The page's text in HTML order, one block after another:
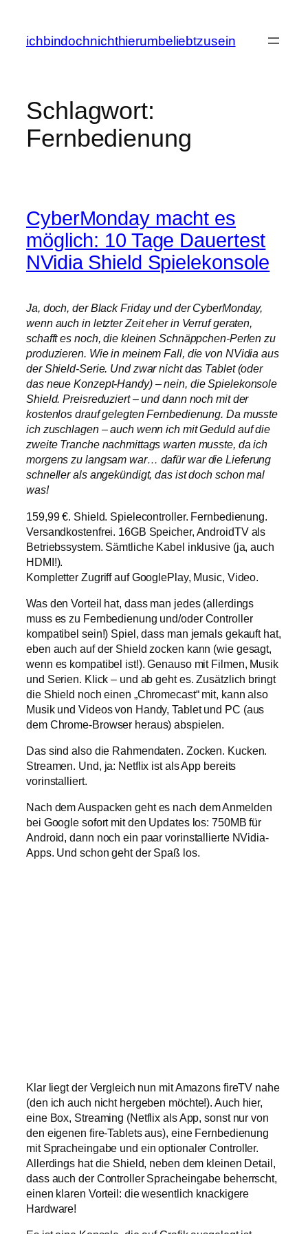
springen
ichbindochnichthierumbeliebtzusein
Schlagwort:
Fernbedienung
CyberMonday macht es
möglich: 10 Tage Dauertest
NVidia Shield Spielekonsole
Ja, doch, der Black Friday und der CyberMonday,
wenn auch in letzter Zeit eher in Verruf geraten,
schafft es noch, die kleinen Schnäppchen-Perlen zu
produzieren. Wie in meinem Fall, die von NVidia aus
der Shield-Serie. Und zwar nicht das Tablet (oder
das neue Konzept-Handy) – nein, die Spielekonsole
Shield. Preisreduziert – und dann noch mit der
kostenlos drauf gelegten Fernbedienung. Da musste
ich zuschlagen – auch wenn ich mit Geduld auf die
zweite Tranche nachmittags warten musste, da ich
morgens zu langsam war… dafür war die Lieferung
schneller als angekündigt, das ist doch schon mal
was!
159,99 €. Shield. Spielecontroller. Fernbedienung.
Versandkostenfrei. 16GB Speicher, AndroidTV als
Betriebssystem. Sämtliche Kabel inklusive (ja, auch
HDMI!).
Kompletter Zugriff auf GooglePlay, Music, Video.
Was den Vorteil hat, dass man jedes (allerdings
muss es zu Fernbedienung und/oder Controller
kompatibel sein!) Spiel, dass man jemals gekauft hat,
eben auch auf der Shield zocken kann (wie gesagt,
wenn es kompatibel ist!). Genauso mit Filmen, Musik
und Serien. Klick – und ab geht es. Zusätzlich bringt
die Shield noch einen „Chromecast“ mit, kann also
Musik und Videos von Handy, Tablet und PC (aus
dem Chrome-Browser heraus) abspielen.
Das sind also die Rahmendaten. Zocken. Kucken.
Streamen. Und, ja: Netflix ist als App bereits
vorinstalliert.
Nach dem Auspacken geht es nach dem Anmelden
bei Google sofort mit den Updates los: 750MB für
Android, dann noch ein paar vorinstallierte NVidia-
Apps. Und schon geht der Spaß los.
Klar liegt der Vergleich nun mit Amazons fireTV nahe
(den ich auch nicht hergeben möchte!). Auch hier,
eine Box, Streaming (Netflix als App, sonst nur von
den eigenen fire-Tablets aus), eine Fernbedienung
mit Spracheingabe und ein optionaler Controller.
Allerdings hat die Shield, neben dem kleinen Detail,
dass auch der Controller Spracheingabe beherrscht,
einen klaren Vorteil: die wesentlich knackigere
Hardware!